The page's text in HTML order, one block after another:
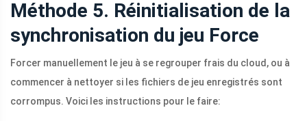
Méthode 5. Réinitialisation de la
synchronisation du jeu Force
Forcer manuellement le jeu à se regrouper frais du cloud, ou à
commencer à nettoyer si les fichiers de jeu enregistrés sont
corrompus. Voici les instructions pour le faire: